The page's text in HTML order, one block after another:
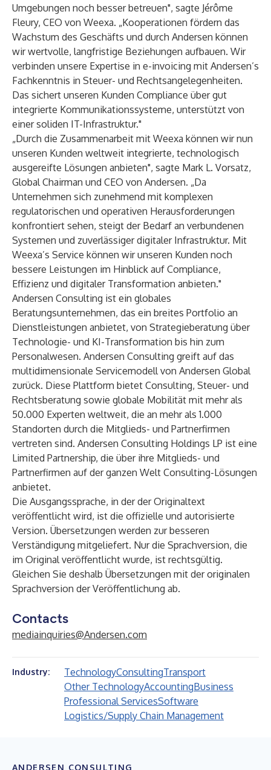
Umgebungen noch besser betreuen", sagte Jérôme
Fleury, CEO von Weexa. „Kooperationen fördern das
Wachstum des Geschäfts und durch Andersen können
wir wertvolle, langfristige Beziehungen aufbauen. Wir
verbinden unsere Expertise in e-invoicing mit Andersen’s
Fachkenntnis in Steuer- und Rechtsangelegenheiten.
Das sichert unseren Kunden Compliance über gut
integrierte Kommunikationssysteme, unterstützt von
einer soliden IT-Infrastruktur."
„Durch die Zusammenarbeit mit Weexa können wir nun
unseren Kunden weltweit integrierte, technologisch
ausgereifte Lösungen anbieten", sagte Mark L. Vorsatz,
Global Chairman und CEO von Andersen. „Da
Unternehmen sich zunehmend mit komplexen
regulatorischen und operativen Herausforderungen
konfrontiert sehen, steigt der Bedarf an verbundenen
Systemen und zuverlässiger digitaler Infrastruktur. Mit
Weexa’s Service können wir unseren Kunden noch
bessere Leistungen im Hinblick auf Compliance,
Effizienz und digitaler Transformation anbieten."
Andersen Consulting ist ein globales
Beratungsunternehmen, das ein breites Portfolio an
Dienstleistungen anbietet, von Strategieberatung über
Technologie- und KI-Transformation bis hin zum
Personalwesen. Andersen Consulting greift auf das
multidimensionale Servicemodell von Andersen Global
zurück. Diese Plattform bietet Consulting, Steuer- und
Rechtsberatung sowie globale Mobilität mit mehr als
50.000 Experten weltweit, die an mehr als 1.000
Standorten durch die Mitglieds- und Partnerfirmen
vertreten sind. Andersen Consulting Holdings LP ist eine
Limited Partnership, die über ihre Mitglieds- und
Partnerfirmen auf der ganzen Welt Consulting-Lösungen
anbietet.
Die Ausgangssprache, in der der Originaltext
veröffentlicht wird, ist die offizielle und autorisierte
Version. Übersetzungen werden zur besseren
Verständigung mitgeliefert. Nur die Sprachversion, die
im Original veröffentlicht wurde, ist rechtsgültig.
Gleichen Sie deshalb Übersetzungen mit der originalen
Sprachversion der Veröffentlichung ab.
Contacts
mediainquiries@Andersen.com
Industry: TechnologyConsultingTransport
Other TechnologyAccountingBusiness
Professional ServicesSoftware
Logistics/Supply Chain Management
ANDERSEN CONSULTING